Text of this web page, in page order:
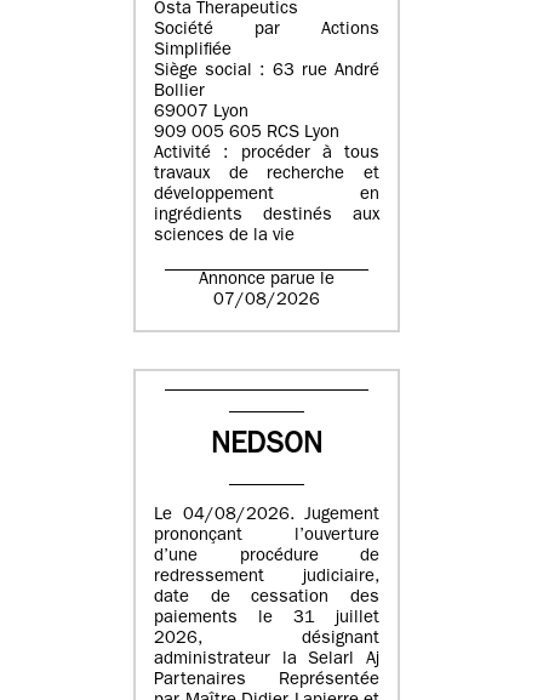
Osta Therapeutics
Société par Actions
Simplifiée
Siège social : 63 rue André
Bollier
69007 Lyon
909 005 605 RCS Lyon
Activité : procéder à tous
travaux de recherche et
développement en
ingrédients destinés aux
sciences de la vie
Annonce parue le
07/08/2026
NEDSON
Le 04/08/2026. Jugement
prononçant l’ouverture
d’une procédure de
redressement judiciaire,
date de cessation des
paiements le 31 juillet
2026, désignant
administrateur la Selarl Aj
Partenaires Représentée